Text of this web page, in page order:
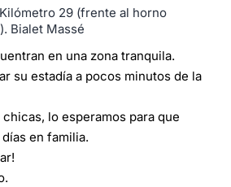
29 (frente al horno
Bialet Massé
en una zona tranquila.
su estadía a pocos minutos de la
lo esperamos para que
en familia.